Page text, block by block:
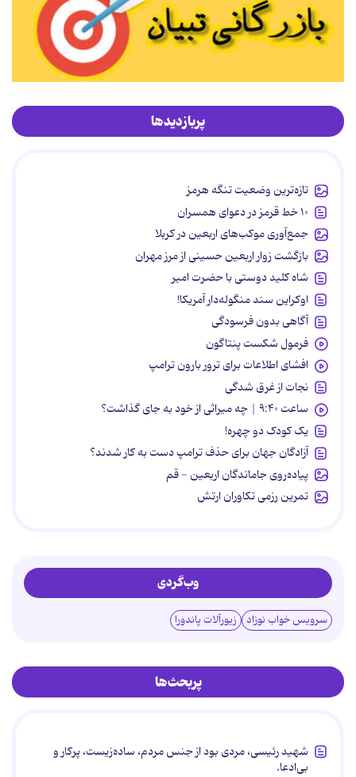
پربازدیدها
تازه‌ترین وضعیت تنگه هرمز
۱۰ خط قرمز در دعوای همسران
جمع‌آوری موکب‌های اربعین در کربلا
بازگشت زوار اربعین حسینی از مرز مهران
شاه کلید دوستی با حضرت امیر
اوکراین سند منگوله‌دار آمریکا!
آگاهی بدون فرسودگی
فرمول شکست پنتاگون
افشای اطلاعات برای ترور بارون ترامپ
نجات از غرق شدگی
ساعت ۹:۴۰ | چه میراثی از خود به جای گذاشت؟
یک کودک دو چهره!
آزادگان جهان برای حذف ترامپ دست به کار شدند؟
پیاده‌روی جاماندگان اربعین - قم
تمرین رزمی تکاوران ارتش
وب‌گردی
سرویس خواب نوزاد زیورآلات پاندورا
پربحث‌ها
شهید رئیسی، مردی بود از جنس مردم، ساده‌زیست، پرکار و
بی‌ادعا.